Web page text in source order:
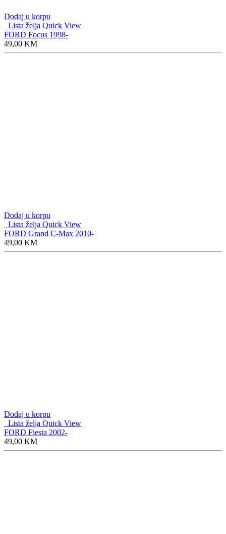
Dodaj u korpu
Lista želja Quick View
FORD Focus 1998-
49,00 KM
Dodaj u korpu
Lista želja Quick View
FORD Grand C-Max 2010-
49,00 KM
Dodaj u korpu
Lista želja Quick View
FORD Fiesta 2002-
49,00 KM